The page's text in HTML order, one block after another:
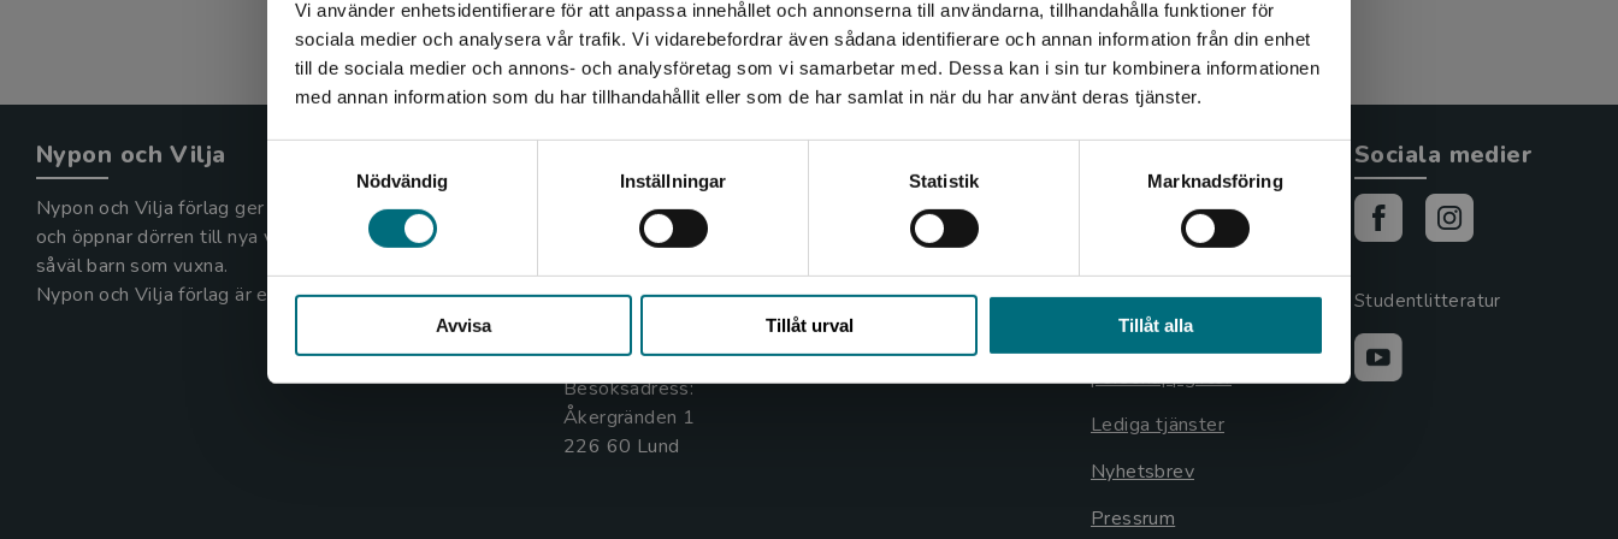
Vi använder enhetsidentifierare för att anpassa innehållet och annonserna till användarna, tillhandahålla funktioner för
sociala medier och analysera vår trafik. Vi vidarebefordrar även sådana identifierare och annan information från din enhet
till de sociala medier och annons- och analysföretag som vi samarbetar med. Dessa kan i sin tur kombinera informationen
med annan information som du har tillhandahållit eller som de har samlat in när du har använt deras tjänster.
Nödvändig
Inställningar Statistik Marknadsföring
Avvisa Tillåt urval Tillåt alla
Det verkar som att du besöker nyponochviljaforlag.se via
en enhet utanför Sverige. Vi erbjuder inte leveranser
utanför Sverige. För att kunna slutföra ett köp måste
leveransadressen vara i Sverige.
Nypon och Vilja
Nypon och Vilja förlag ger ut böcker som väcker läslust
och öppnar dörren till nya världar och möjligheter för
såväl barn som vuxna.
Nypon och Vilja förlag är en del av Studentlitteratur.
Kontakta oss
046-31 20 00
Box 141
Besöksadress:
Åkergränden 1
Kontakta kundservice
046-31 21 00
Frågor och svar
Köpvillkor
Cookieinställningar
GDPR och
personuppgifter
Lediga tjänster
Nyhetsbrev
Pressrum
Sociala medier
Studentlitteratur